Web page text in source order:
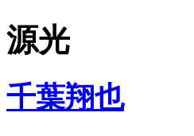
源光
千葉翔也